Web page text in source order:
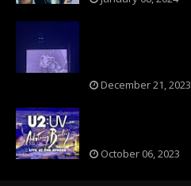
December 21, 2023
October 06, 2023